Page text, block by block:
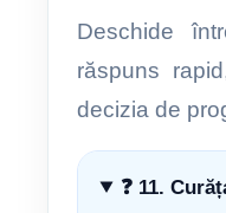
Deschide
răspuns
decizia de
❓ 11.